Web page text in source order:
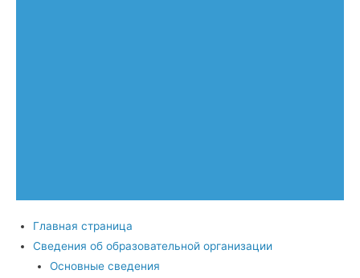
Главная страница
Сведения об образовательной организации
Основные сведения